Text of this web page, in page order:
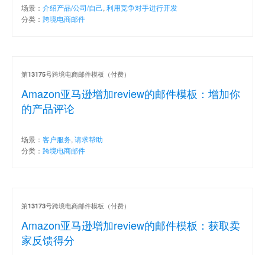
场景： 介绍产品/公司/自己, 利用竞争对手进行开发
分类： 跨境电商邮件
Amazon亚马逊增加review的邮件模板：增加你
的产品评论
第13175号跨境电商邮件模板（付费）
场景： 客户服务, 请求帮助
分类： 跨境电商邮件
Amazon亚马逊增加review的邮件模板：获取卖
家反馈得分
第13173号跨境电商邮件模板（付费）